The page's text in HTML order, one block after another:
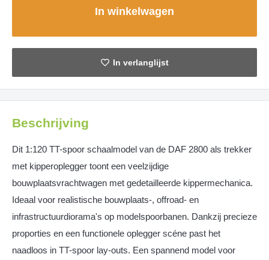
In winkelwagen
Beschrijving
Dit 1:120 TT-spoor schaalmodel van de DAF 2800 als trekker
met kipperoplegger toont een veelzijdige
bouwplaatsvrachtwagen met gedetailleerde kippermechanica.
Ideaal voor realistische bouwplaats-, offroad- en
infrastructuurdiorama's op modelspoorbanen. Dankzij precieze
proporties en een functionele oplegger scéne past het
naadloos in TT-spoor lay-outs. Een spannend model voor